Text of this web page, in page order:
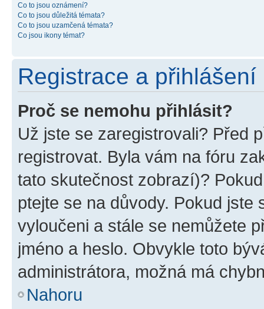
Co to jsou oznámení?
Co to jsou důležitá témata?
Co to jsou uzamčená témata?
Co jsou ikony témat?
Registrace a přihlášení
Proč se nemohu přihlásit?
Už jste se zaregistrovali? Před
registrovat. Byla vám na fóru
tato skutečnost zobrazí)?
ptejte se na důvody. Pokud jste
vyloučeni a stále se nemůžete
jméno a heslo. Obvykle toto
administrátora, možná má
Nahoru